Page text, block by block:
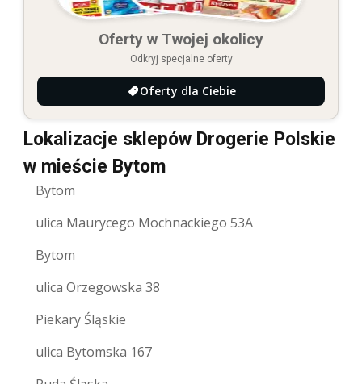
Oferty w Twojej okolicy
Odkryj specjalne oferty
Oferty dla Ciebie
Lokalizacje sklepów Drogerie Polskie
w mieście Bytom
Bytom
ulica Maurycego Mochnackiego 53A
Bytom
ulica Orzegowska 38
Piekary Śląskie
ulica Bytomska 167